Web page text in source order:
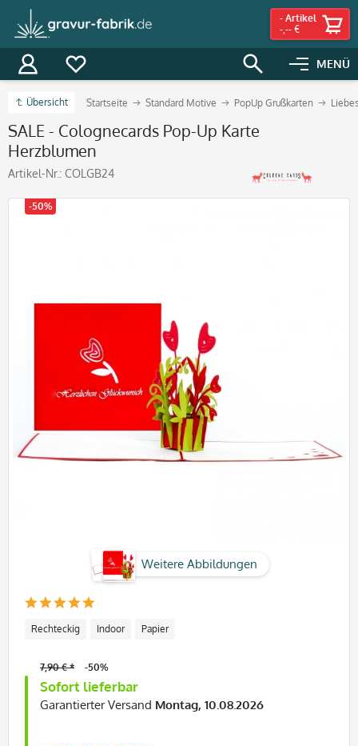
MENÜ
- Artikel
-,-- €
Übersicht Startseite Standard Motive PopUp Grußkarten
SALE - Colognecards Pop-Up Karte
Herzblumen
Artikel-Nr.: COLGB24
Weitere Abbildungen
-50%
Rechteckig Indoor Papier
Sofort lieferbar
Garantierter Versand Montag, 10.08.2026
7,90 € * -50%